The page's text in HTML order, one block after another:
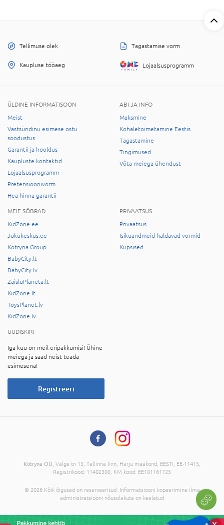
Tellimuse olek Tagastamise vorm
Kaupluse tööaeg Lojaalsusprogramm
ÜLDINE INFORMATISOON
Meist
Vastsündinu esimese ostu
soodustus
Garantii ja hooldus
Kaupluste kontaktid
Lojaalsusprogramm
Pretensioonivorm
Hea hinna garantii
ABI JA INFO
Maksmine
Kohaletoimetamine Eestis
Tagastamine
Tingimused
Võta meiega ühendust
MEIE SÕBRAD
KidZone.ee
Jukukeskus.ee
Kotryna Group
BabyCity.lt
BabyCity.lv
ZaisluPlaneta.lt
KidZone.lt
ToysPlanet.lv
KidZone.lv
PRIVAATSUS
Privaatsus
Isikuandmeid haldavad vormid
Küpsised
UUDISKIRI
Iga kuu on meil eripakkumisi! Ühine
meiega ja saad neist teada
esimesena!
Registreeri
Kotryna OÜ , Valge tn 13, Tallinna linn, Harju maakond, EESTI, EE-11415,
Registrikood: 11402300, KM kood: EE101161725
© 2026 Kõik õigused on reserveeritud. Informatsiooni kopeerimine ilma
administratsiooni nõusolekuta on keelatud